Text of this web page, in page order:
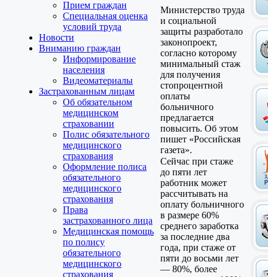
Прием граждан
Специальная оценка
условий труда
Новости
Вниманию граждан
Информирование
населения
Видеоматериалы
Застрахованным лицам
Об обязательном
медицинском
страховании
Полис обязательного
медицинского
страхования
Оформление полиса
обязательного
медицинского
страхования
Права
застрахованного лица
Медицинская помощь
по полису
обязательного
медицинского
страхования
Министерство труда
и социальной
защиты разработало
законопроект,
согласно которому
минимальный стаж
для получения
стопроцентной
оплаты
больничного
предлагается
повысить. Об этом
пишет «Российская
газета».
Сейчас при стаже
до пяти лет
работник может
рассчитывать на
оплату больничного
в размере 60%
среднего заработка
за последние два
года, при стаже от
пяти до восьми лет
— 80%, более